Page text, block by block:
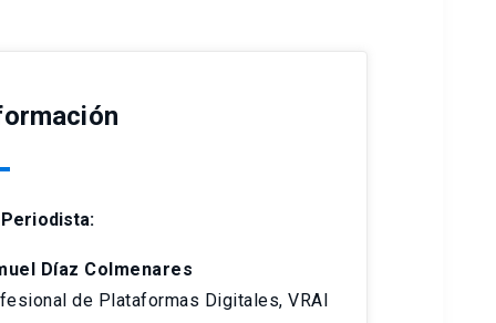
Periodista:
Díaz Colmenares
de Plataformas Digitales, VRAI